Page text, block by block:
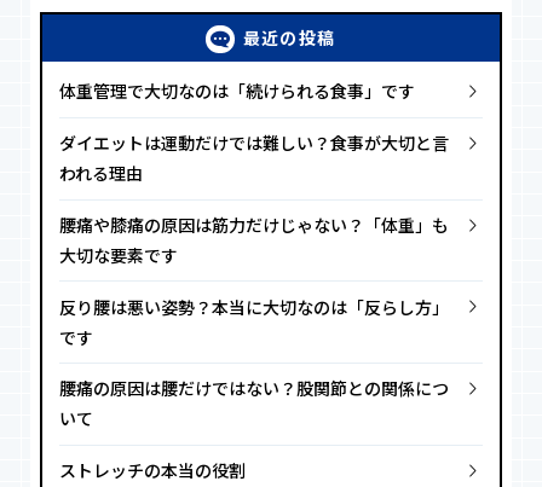
最近の投稿
体重管理で大切なのは「続けられる食事」です
ダイエットは運動だけでは難しい？食事が大切と言
われる理由
腰痛や膝痛の原因は筋力だけじゃない？「体重」も
大切な要素です
反り腰は悪い姿勢？本当に大切なのは「反らし方」
です
腰痛の原因は腰だけではない？股関節との関係につ
いて
ストレッチの本当の役割